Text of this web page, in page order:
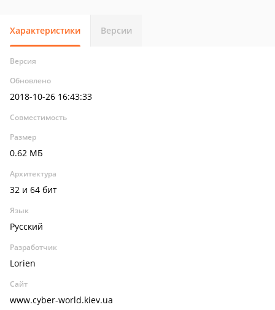
Характеристики Версии
Версия
Обновлено
2018-10-26 16:43:33
Совместимость
Размер
0.62 МБ
Архитектура
32 и 64 бит
Язык
Русский
Разработчик
Lorien
Сайт
www.cyber-world.kiev.ua